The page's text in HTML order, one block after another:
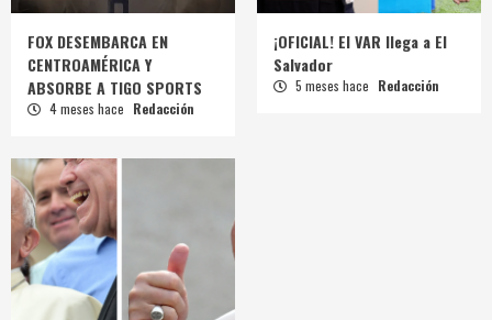
FOX DESEMBARCA EN
CENTROAMÉRICA Y
ABSORBE A TIGO SPORTS
4 meses hace Redacción
¡OFICIAL! El VAR llega a El
Salvador
5 meses hace Redacción